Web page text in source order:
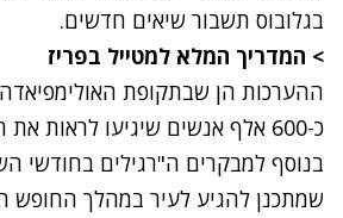
בגלובוס תשבור שיאים חדשים.
> המדריך המלא למטייל בפריז
ההערכות הן שבתקופת האולימפיאדה
כ-600 אלף אנשים שיגיעו לראות
בנוסף למבקרים ה"רגילים בחודשי
שמתכנן להגיע לעיר במהלך החופש